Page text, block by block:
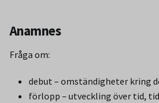
Anamnes
Fråga om:
debut – omständigheter kring
förlopp – utveckling över tid,